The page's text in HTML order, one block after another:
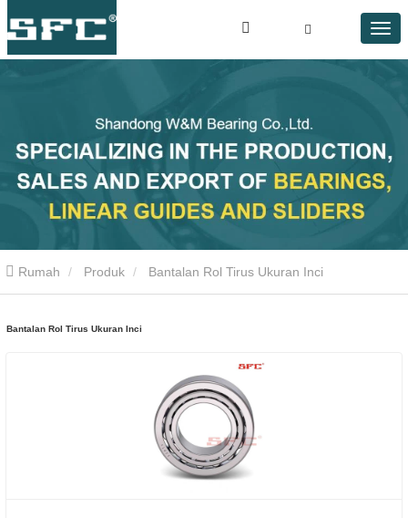
Rumah Produk Bantalan Rol Tirus Ukuran Inci
Bantalan Rol Tirus Ukuran Inci